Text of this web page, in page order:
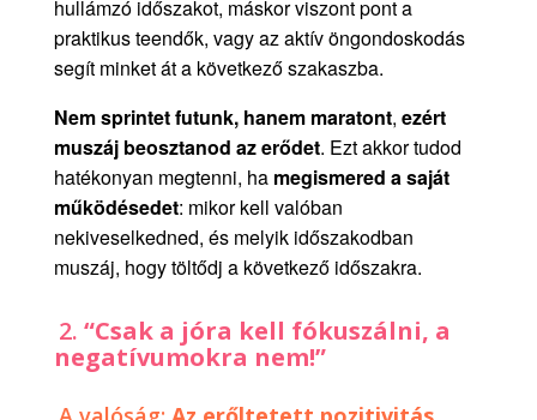
hullámzó időszakot, máskor viszont pont a
praktikus teendők, vagy az aktív öngondoskodás
segít minket át a következő szakaszba.
Nem sprintet futunk, hanem maratont, ezért
muszáj beosztanod az erődet. Ezt akkor tudod
hatékonyan megtenni, ha megismered a saját
működésedet: mikor kell valóban
nekiveselkedned, és melyik időszakodban
muszáj, hogy töltődj a következő időszakra.
2. “Csak a jóra kell fókuszálni, a
negatívumokra nem!”
A valóság: Az erőltetett pozitivitás